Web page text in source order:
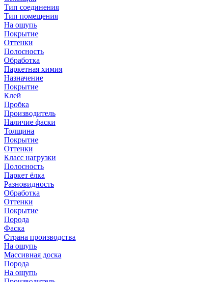
Тип соединения
Тип помещения
На ощупь
Покрытие
Оттенки
Полосность
Обработка
Паркетная химия
Назначение
Покрытие
Клей
Пробка
Производитель
Наличие фаски
Толщина
Покрытие
Оттенки
Класс нагрузки
Полосность
Паркет ёлка
Разновидность
Обработка
Оттенки
Покрытие
Порода
Фаска
Страна производства
На ощупь
Массивная доска
Порода
На ощупь